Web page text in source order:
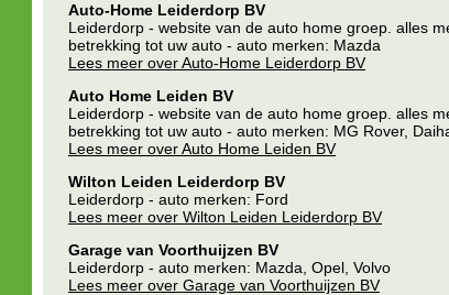
Auto-Home Leiderdorp BV
Leiderdorp - website van de auto home groep. alles
betrekking tot uw auto - auto merken: Mazda
Lees meer over Auto-Home Leiderdorp BV
Auto Home Leiden BV
Leiderdorp - website van de auto home groep. alles
betrekking tot uw auto - auto merken: MG Rover,
Lees meer over Auto Home Leiden BV
Wilton Leiden Leiderdorp BV
Leiderdorp - auto merken: Ford
Lees meer over Wilton Leiden Leiderdorp BV
Garage van Voorthuijzen BV
Leiderdorp - auto merken: Mazda, Opel, Volvo
Lees meer over Garage van Voorthuijzen BV